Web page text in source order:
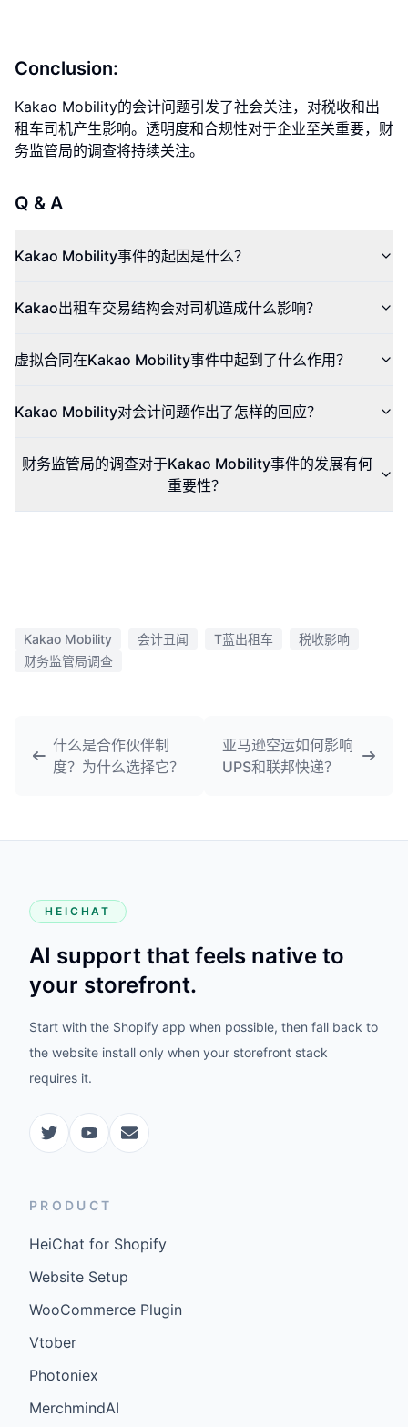
Conclusion:
Kakao Mobility的会计问题引发了社会关注，对税收和出
租车司机产生影响。透明度和合规性对于企业至关重要，财
务监管局的调查将持续关注。
Q & A
Kakao Mobility事件的起因是什么？
Kakao出租车交易结构会对司机造成什么影响？
虚拟合同在Kakao Mobility事件中起到了什么作用？
Kakao Mobility对会计问题作出了怎样的回应？
财务监管局的调查对于Kakao Mobility事件的发展有何
重要性？
Kakao Mobility 会计丑闻 T蓝出租车
税收影响
财务监管局调查
什么是合作伙伴制
度？为什么选择它？
亚马逊空运如何影响
UPS和联邦快递？
HEICHAT
AI support that feels native to
your storefront.
Start with the Shopify app when possible, then fall back to
the website install only when your storefront stack
requires it.
PRODUCT
HeiChat for Shopify
Website Setup
WooCommerce Plugin
Vtober
Photoniex
MerchmindAI